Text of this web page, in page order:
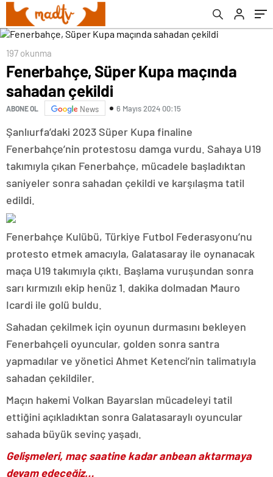
197 okunma
Fenerbahçe, Süper Kupa maçında
sahadan çekildi
ABONE OL News 6 Mayıs 2024 00:15
Şanlıurfa’daki 2023 Süper Kupa finaline
Fenerbahçe’nin protestosu damga vurdu. Sahaya U19
takımıyla çıkan Fenerbahçe, mücadele başladıktan
saniyeler sonra sahadan çekildi ve karşılaşma tatil
edildi.
Fenerbahçe Kulübü, Türkiye Futbol Federasyonu’nu
protesto etmek amacıyla, Galatasaray ile oynanacak
maça U19 takımıyla çıktı. Başlama vuruşundan sonra
sarı kırmızılı ekip henüz 1. dakika dolmadan Mauro
Icardi ile golü buldu.
Sahadan çekilmek için oyunun durmasını bekleyen
Fenerbahçeli oyuncular, golden sonra santra
yapmadılar ve yönetici Ahmet Ketenci’nin talimatıyla
sahadan çekildiler.
Maçın hakemi Volkan Bayarslan mücadeleyi tatil
ettiğini açıkladıktan sonra Galatasaraylı oyuncular
sahada büyük sevinç yaşadı.
Gelişmeleri, maç saatine kadar anbean aktarmaya
devam edeceğiz…